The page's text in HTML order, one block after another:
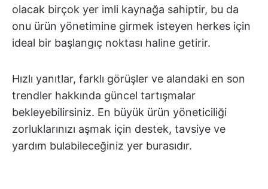
olacak birçok yer imli kaynağa sahiptir, bu da
onu ürün yönetimine girmek isteyen herkes için
ideal bir başlangıç noktası haline getirir.
Hızlı yanıtlar, farklı görüşler ve alandaki en son
trendler hakkında güncel tartışmalar
bekleyebilirsiniz. En büyük ürün yöneticiliği
zorluklarınızı aşmak için destek, tavsiye ve
yardım bulabileceğiniz yer burasıdır.